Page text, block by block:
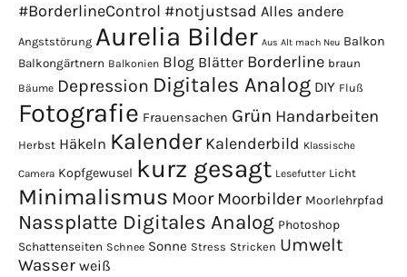
#BorderlineControl #notjustsad Alles andere
Angststörung Aurelia Bilder Aus Alt mach Neu Balkon
Balkongärtnern Balkonien Blog Blätter Borderline braun
Bäume Depression Digitales Analog DIY Fluß
Fotografie Frauensachen Grün Handarbeiten
Herbst Häkeln Kalender Kalenderbild Klassische
Camera Kopfgewusel kurz gesagt Lesefutter Licht
Minimalismus Moor Moorbilder Moorlehrpfad
Nassplatte Digitales Analog Photoshop
Schattenseiten Schnee Sonne Stress Stricken Umwelt
Wasser weiß